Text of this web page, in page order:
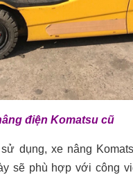
điện Komatsu cũ
dụng, xe nâng
sẽ phù hợp với công